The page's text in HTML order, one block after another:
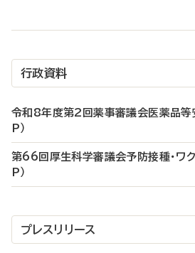
行政資料
令和8年度第2回薬事審議会医薬品等
P）
第66回厚生科学審議会予防接種・ワ
P）
プレスリリース